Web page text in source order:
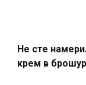
Не сте
крем в